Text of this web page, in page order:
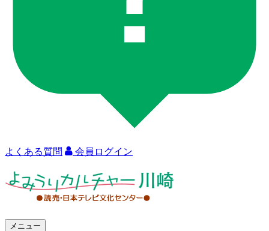
よくある質問 会員ログイン
メニュー